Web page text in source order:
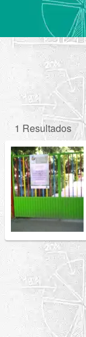
1 Resultados